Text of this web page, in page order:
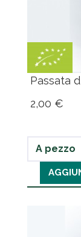
Passata
2,00 €